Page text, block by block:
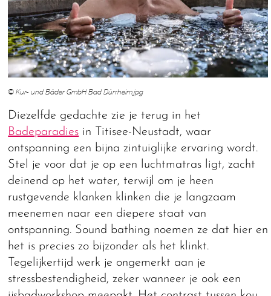
© Kur- und Bäder GmbH Bad Dürrheim.jpg
Diezelfde gedachte zie je terug in het
Badeparadies in Titisee-Neustadt, waar
ontspanning een bijna zintuiglijke ervaring wordt.
Stel je voor dat je op een luchtmatras ligt, zacht
deinend op het water, terwijl om je heen
rustgevende klanken klinken die je langzaam
meenemen naar een diepere staat van
ontspanning. Sound bathing noemen ze dat hier en
het is precies zo bijzonder als het klinkt.
Tegelijkertijd werk je ongemerkt aan je
stressbestendigheid, zeker wanneer je ook een